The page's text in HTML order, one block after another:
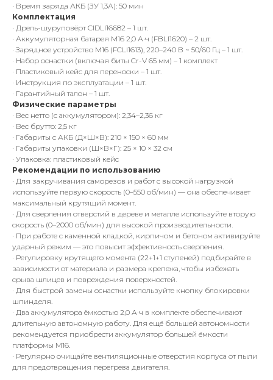
· Время заряда АКБ (ЗУ 1,3А): 50 мин
Комплектация
· Дрель-шуруповёрт CIDLI16682 – 1 шт.
· Аккумуляторная батарея M16 2,0 А·ч (FBLI1620) – 2 шт.
· Зарядное устройство M16 (FCLI1613), 220–240 В ~ 50/60 Гц – 1 шт.
· Набор оснастки (включая биты Cr-V 65 мм) – 1 комплект
· Пластиковый кейс для переноски – 1 шт.
· Инструкция по эксплуатации – 1 шт.
· Гарантийный талон – 1 шт.
Физические параметры
· Вес нетто (с аккумулятором): 2,34–2,36 кг
· Вес брутто: 2,5 кг
· Габариты с АКБ (Д×Ш×В): 210 × 150 × 60 мм
· Габариты упаковки (Ш×В×Г): 25 × 10 × 32 см
· Упаковка: пластиковый кейс
Рекомендации по использованию
· Для закручивания саморезов и работ с высокой нагрузкой
используйте первую скорость (0–550 об/мин) — она обеспечивает
максимальный крутящий момент.
· Для сверления отверстий в дереве и металле используйте вторую
скорость (0–2000 об/мин) для высокой производительности.
· При работе с каменной кладкой, кирпичом и бетоном активируйте
ударный режим — это повысит эффективность сверления.
· Регулировку крутящего момента (22+1+1 ступеней) подбирайте в
зависимости от материала и размера крепежа, чтобы избежать
срыва шлицев и повреждения поверхностей.
· Для быстрой замены оснастки используйте кнопку блокировки
шпинделя.
· Два аккумулятора ёмкостью 2,0 А·ч в комплекте обеспечивают
длительную автономную работу. Для ещё большей автономности
рекомендуется приобрести аккумулятор большей ёмкости
платформы M16.
· Регулярно очищайте вентиляционные отверстия корпуса от пыли
для предотвращения перегрева двигателя.